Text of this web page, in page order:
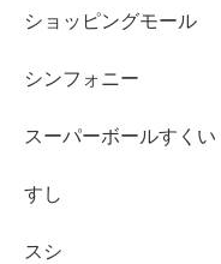
ショッピングモール
シンフォニー
スーパーボールすくい
すし
スシ